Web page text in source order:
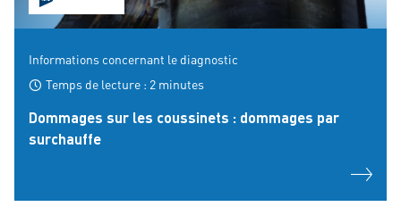
Informations concernant le diagnostic
Temps de lecture : 2 minutes
Dommages sur les coussinets : dommages par
surchauffe